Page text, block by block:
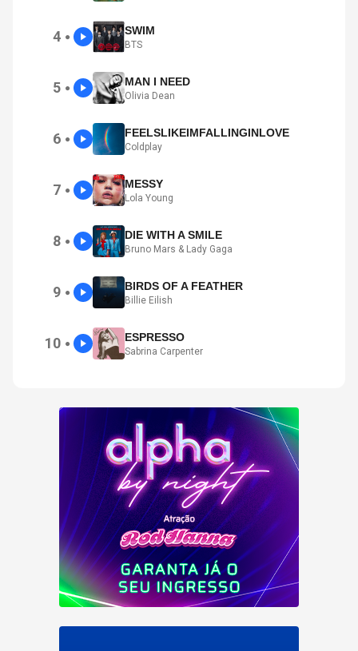
4 ● SWIM
BTS
5 ● MAN I NEED
Olivia Dean
6 ● FEELSLIKEIMFALLINGINLOVE
Coldplay
7 ● MESSY
Lola Young
8 ● DIE WITH A SMILE
Bruno Mars & Lady Gaga
9 ● BIRDS OF A FEATHER
Billie Eilish
10 ● ESPRESSO
Sabrina Carpenter